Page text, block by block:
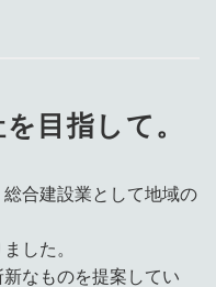
目指して。
合建設業として地域の
した。
なものを提案してい